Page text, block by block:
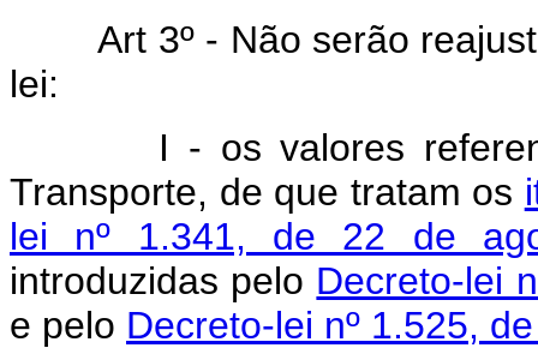
Art 3º - Não serão
lei:
I - os valores
Transporte, de que tratam os
lei nº 1.341, de 22 de
introduzidas pelo Decreto-lei
e pelo Decreto-lei nº 1.525,